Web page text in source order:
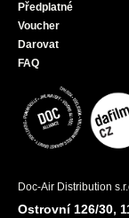
Předplatné
Voucher
Darovat
FAQ
Doc-Air Distribution
Ostrovní 126/30,